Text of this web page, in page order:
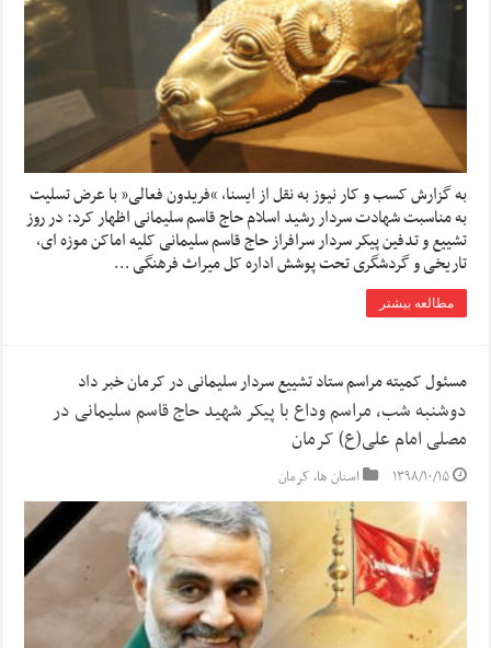
به گزارش کسب و کار نیوز به نقل از ایسنا, “فریدون فعالی” با عرض تسلیت
به مناسبت شهادت سردار رشید اسلام حاج قاسم سلیمانی اظهار کرد: در روز
تشییع و تدفین پیکر سردار سرافراز حاج قاسم سلیمانی کلیه اماکن موزه ای،
تاریخی و گردشگری تحت پوشش اداره کل میراث فرهنگی …
مطالعه بیشتر
مسئول کمیته مراسم ستاد تشییع سردار سلیمانی در کرمان خبر داد
دوشنبه شب، مراسم وداع با پیکر شهید حاج قاسم سلیمانی در
مصلی امام علی(ع) کرمان
۱۳۹۸/۱۰/۱۵ استان ها, کرمان